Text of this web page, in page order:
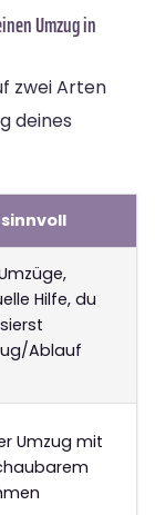
Umzug in
zwei Arten
deines
Hilfe, du
Ablauf
Umzug mit